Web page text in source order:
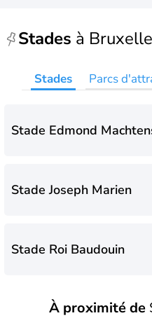
Stades à
Stades Parcs
Stade Edmond
Stade Joseph Marien
Stade Roi Baudouin
Stade du Crossing
À proximité de